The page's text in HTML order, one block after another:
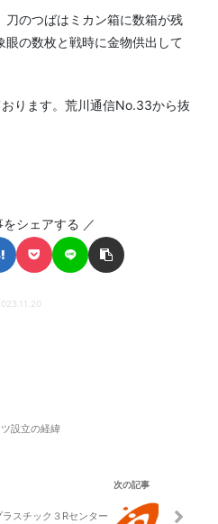
刀のつばはミカン箱に数箱が残
眼の数枚と戦時に金物供出して
ります。荒川通信No.33から抜
をシェアする ／
ツ設立の経緯
次の記事
ラスチック３Rセンター